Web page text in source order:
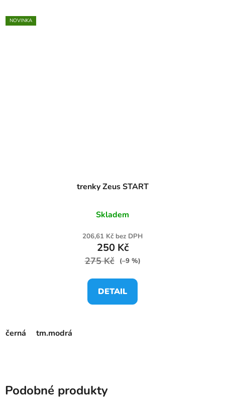
NOVINKA
trenky Zeus START
Skladem
206,61 Kč bez DPH
250 Kč
275 Kč (–9 %)
DETAIL
černá tm.modrá
Podobné produkty